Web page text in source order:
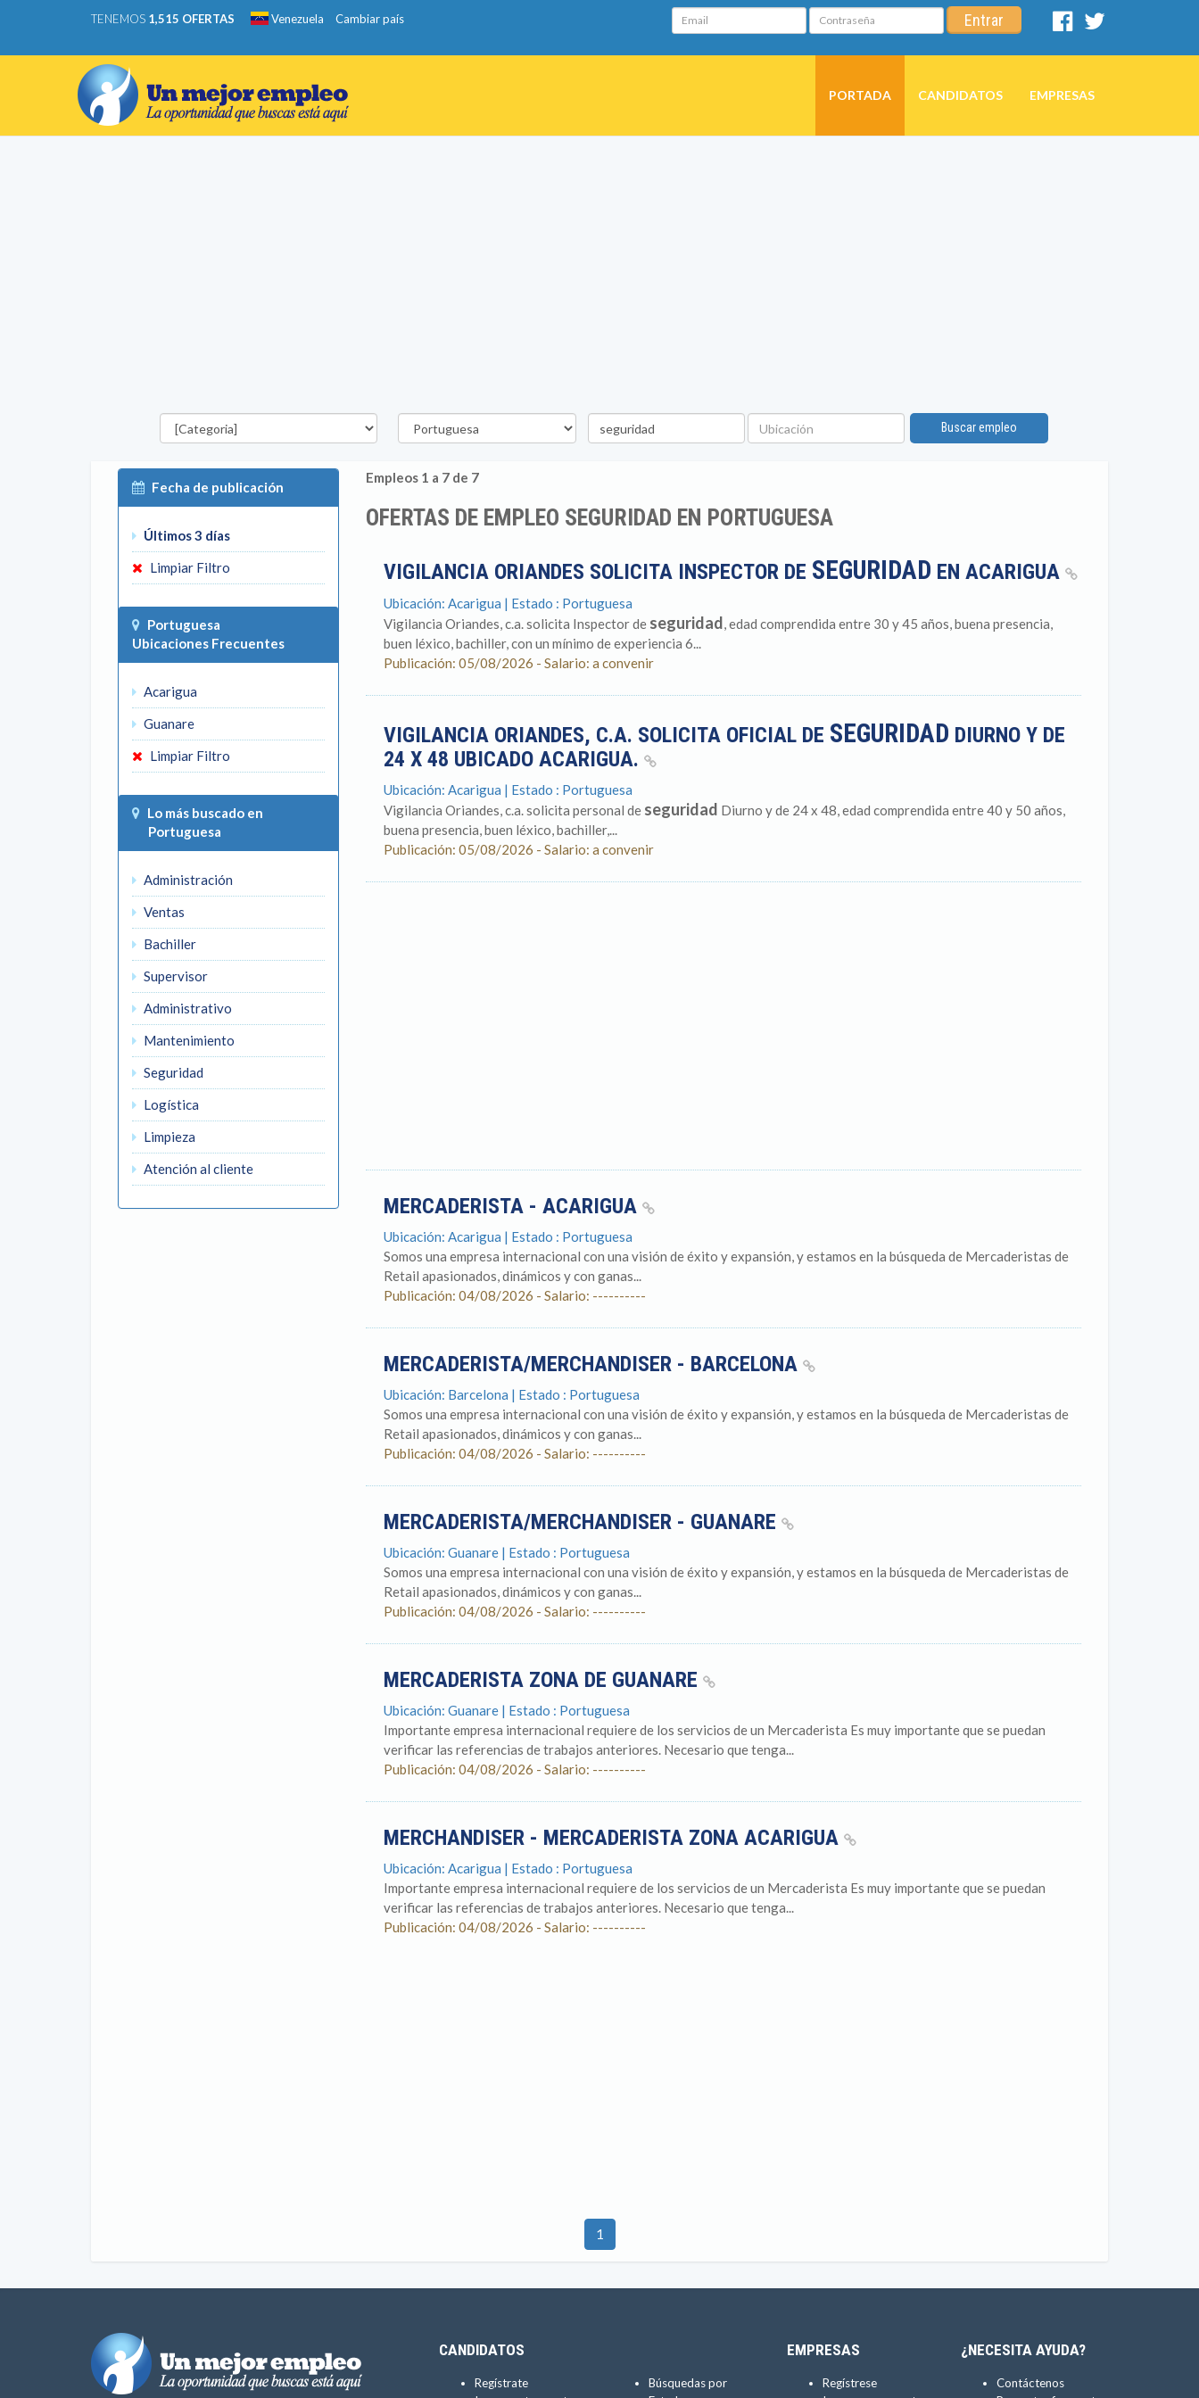
TENEMOS 1,515 OFERTAS Venezuela Cambiar país Email Contraseña Entrar
Facebook
PORTADA CANDIDATOS EMPRESAS
Categorías Estado
Palabra
clave
Ubicación
Buscar empleo
Fecha de publicación
Últimos 3 días
Limpiar Filtro
Portuguesa
Ubicaciones Frecuentes
Acarigua
Guanare
Limpiar Filtro
Lo más buscado en
Portuguesa
Administración
Ventas
Bachiller
Supervisor
Administrativo
Mantenimiento
Seguridad
Logística
Limpieza
Atención al cliente
Empleos 1 a 7 de 7
OFERTAS DE EMPLEO SEGURIDAD EN PORTUGUESA
VIGILANCIA ORIANDES SOLICITA INSPECTOR DE SEGURIDAD EN ACARIGUA
Ubicación: Acarigua | Estado : Portuguesa
Vigilancia Oriandes, c.a. solicita Inspector de seguridad, edad comprendida entre 30 y 45 años, buena presencia,
buen léxico, bachiller, con un mínimo de experiencia 6...
Publicación: 05/08/2026 - Salario: a convenir
VIGILANCIA ORIANDES, C.A. SOLICITA OFICIAL DE SEGURIDAD DIURNO Y DE
24 X 48 UBICADO ACARIGUA.
Ubicación: Acarigua | Estado : Portuguesa
Vigilancia Oriandes, c.a. solicita personal de seguridad Diurno y de 24 x 48, edad comprendida entre 40 y 50 años,
buena presencia, buen léxico, bachiller,...
Publicación: 05/08/2026 - Salario: a convenir
MERCADERISTA - ACARIGUA
Ubicación: Acarigua | Estado : Portuguesa
Somos una empresa internacional con una visión de éxito y expansión, y estamos en la búsqueda de Mercaderistas de
Retail apasionados, dinámicos y con ganas...
Publicación: 04/08/2026 - Salario: ----------
MERCADERISTA/MERCHANDISER - BARCELONA
Ubicación: Barcelona | Estado : Portuguesa
Somos una empresa internacional con una visión de éxito y expansión, y estamos en la búsqueda de Mercaderistas de
Retail apasionados, dinámicos y con ganas...
Publicación: 04/08/2026 - Salario: ----------
MERCADERISTA/MERCHANDISER - GUANARE
Ubicación: Guanare | Estado : Portuguesa
Somos una empresa internacional con una visión de éxito y expansión, y estamos en la búsqueda de Mercaderistas de
Retail apasionados, dinámicos y con ganas...
Publicación: 04/08/2026 - Salario: ----------
MERCADERISTA ZONA DE GUANARE
Ubicación: Guanare | Estado : Portuguesa
Importante empresa internacional requiere de los servicios de un Mercaderista Es muy importante que se puedan
verificar las referencias de trabajos anteriores. Necesario que tenga...
Publicación: 04/08/2026 - Salario: ----------
MERCHANDISER - MERCADERISTA ZONA ACARIGUA
Ubicación: Acarigua | Estado : Portuguesa
Importante empresa internacional requiere de los servicios de un Mercaderista Es muy importante que se puedan
verificar las referencias de trabajos anteriores. Necesario que tenga...
Publicación: 04/08/2026 - Salario: ----------
1
CANDIDATOS
Regístrate
Búsquedas por
EMPRESAS
Regístrese
¿NECESITA AYUDA?
Contáctenos